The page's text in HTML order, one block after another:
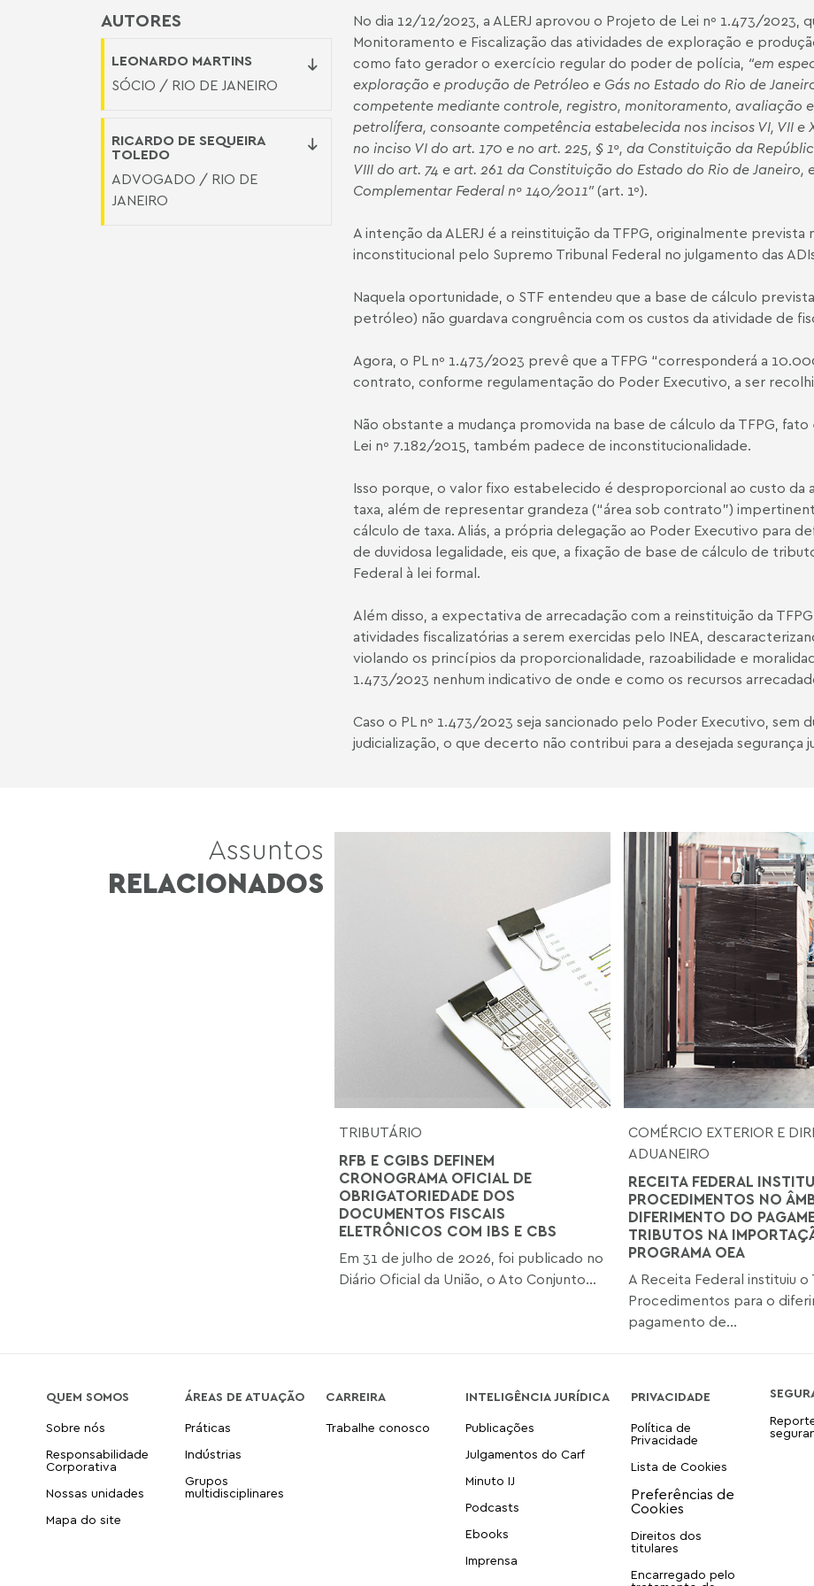
AUTORES
LEONARDO MARTINS
SÓCIO / RIO DE JANEIRO
RICARDO DE SEQUEIRA
TOLEDO
ADVOGADO / RIO DE
JANEIRO
No dia 12/12/2023, a ALERJ aprovou o Projeto de Lei nº 1.473/2023,
Monitoramento e Fiscalização das atividades de exploração e
como fato gerador o exercício regular do poder de polícia, “em
exploração e produção de Petróleo e Gás no Estado do Rio de
competente mediante controle, registro, monitoramento, avaliação
petrolífera, consoante competência estabelecida nos incisos VI, VII e
no inciso VI do art. 170 e no art. 225, § 1º, da Constituição da
VIII do art. 74 e art. 261 da Constituição do Estado do Rio de Janeiro,
Complementar Federal nº 140/2011” (art. 1º).
A intenção da ALERJ é a reinstituição da TFPG, originalmente prevista
inconstitucional pelo Supremo Tribunal Federal no julgamento das
Naquela oportunidade, o STF entendeu que a base de cálculo
petróleo) não guardava congruência com os custos da atividade de
Agora, o PL nº 1.473/2023 prevê que a TFPG “corresponderá a
contrato, conforme regulamentação do Poder Executivo, a ser
Não obstante a mudança promovida na base de cálculo da TFPG, fato
Lei nº 7.182/2015, também padece de inconstitucionalidade.
Isso porque, o valor fixo estabelecido é desproporcional ao custo da
taxa, além de representar grandeza (“área sob contrato”)
cálculo de taxa. Aliás, a própria delegação ao Poder Executivo para
de duvidosa legalidade, eis que, a fixação de base de cálculo de
Federal à lei formal.
Além disso, a expectativa de arrecadação com a reinstituição da
atividades fiscalizatórias a serem exercidas pelo INEA,
violando os princípios da proporcionalidade, razoabilidade e
1.473/2023 nenhum indicativo de onde e como os recursos
Caso o PL nº 1.473/2023 seja sancionado pelo Poder Executivo, sem
judicialização, o que decerto não contribui para a desejada segurança
Assuntos
RELACIONADOS
TRIBUTÁRIO
RFB E CGIBS DEFINEM
CRONOGRAMA OFICIAL DE
OBRIGATORIEDADE DOS
DOCUMENTOS FISCAIS
ELETRÔNICOS COM IBS E CBS
Em 31 de julho de 2026, foi publicado no
Diário Oficial da União, o Ato Conjunto...
COMÉRCIO EXTERIOR E
ADUANEIRO
RECEITA FEDERAL
PROCEDIMENTOS NO
DIFERIMENTO DO
TRIBUTOS NA
PROGRAMA OEA
A Receita Federal instituiu
Procedimentos para o
pagamento de...
QUEM SOMOS
Sobre nós
Responsabilidade
Corporativa
Nossas unidades
Mapa do site
ÁREAS DE ATUAÇÃO
Práticas
Indústrias
Grupos
multidisciplinares
CARREIRA
Trabalhe conosco
INTELIGÊNCIA JURÍDICA
Publicações
Julgamentos do Carf
Minuto IJ
Podcasts
Ebooks
Imprensa
PRIVACIDADE
Política de
Privacidade
Lista de Cookies
Direitos dos
titulares
Encarregado pelo